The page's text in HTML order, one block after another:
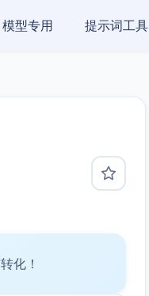
模型专用 提示词工具
化！